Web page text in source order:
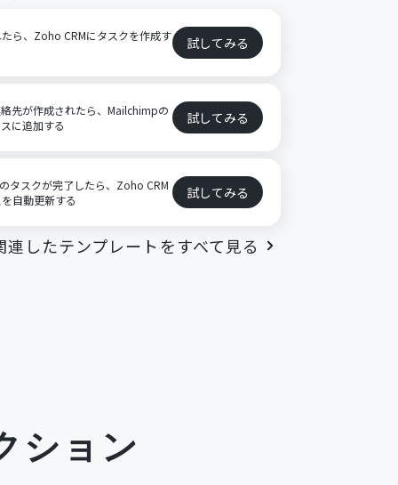
ら、Zoho CRMにタスクを作成す 試してみる
先が作成されたら、Mailchimpの
に追加する
試してみる
タスクが完了したら、Zoho CRM
自動更新する
試してみる
連したテンプレートをすべて見る
ション